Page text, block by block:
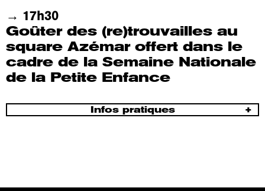
Infos pratiques
→ 17h30
Goûter des (re)trouvailles au
square Azémar offert dans le
cadre de la Semaine Nationale
de la Petite Enfance